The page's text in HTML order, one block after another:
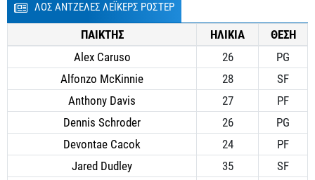
ΛΟΣ ΑΝΤΖΕΛΕΣ ΛΕΪΚΕΡΣ ΡΟΣΤΕΡ
ΠΑΙΚΤΗΣ ΗΛΙΚΙΑ
ΘΕΣΗ
Alex Caruso
26
PG
Alfonzo McKinnie
28
SF
Anthony Davis
27
PF
Dennis Schroder
26
PG
Devontae Cacok
24
PF
Jared Dudley
35
SF